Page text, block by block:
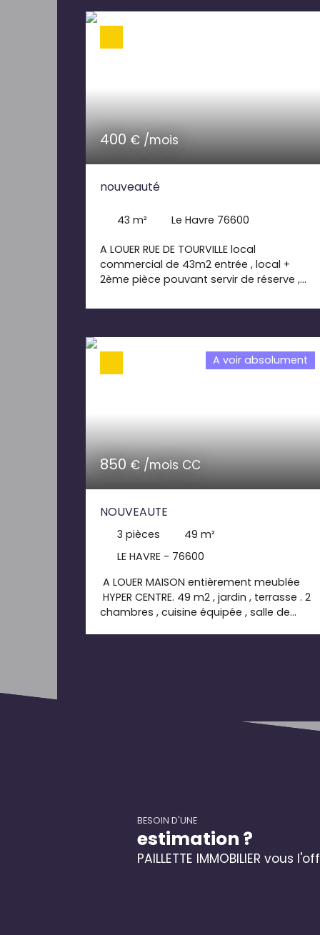
honoraires de bail 201. 19 € TTC dont 54.
400€ /mois
nouveauté
43 m² Le Havre 76600
A LOUER RUE DE TOURVILLE local
commercial de 43m2 entrée , local +
2ème pièce pouvant servir de réserve ,
loyer 400€+ 60€ de charges
dépôt de garantie 400€ honoraires d'
agence 400€
850€ /mois CC
A voir absolument
NOUVEAUTE
3 pièces 49 m²
LE HAVRE - 76600
A LOUER MAISON entièrement meublée
HYPER CENTRE. 49 m2 , jardin , terrasse . 2
chambres , cuisine équipée , salle de
BESOIN D'UNE
estimation ?
PAILLETTE IMMOBILIER vous